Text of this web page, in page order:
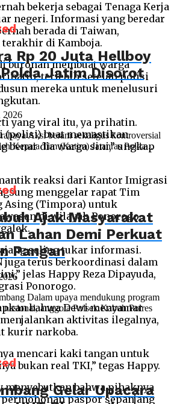
bekerja sebagai Tenaga Kerja
negeri. Informasi yang beredar
berada di Taiwan,
di Kamboja.
buronan membuat warga
terlebih setelah polisi
mereka untuk menelusuri
yang viral itu, ya prihatin.
(polisi) buat memastikan
benar dia warga sini,” ungkap
reaksi dari Kantor Imigrasi
menggelar rapat Tim
Asing (Timpora) untuk
di wilayah Ponorogo,
saling tukar informasi.
juga terus berkoordinasi dalam
jelas Happy Reza Dipayuda,
Ponorogo.
bahwa Dewi menyamar
aktivitas ilegalnya,
kurir narkoba.
mencari kaki tangan untuk
bukan real TKI,” tegas Happy.
menyebutkan bahwa pihaknya
paspor sepanjang
Rp 20 Juta Hellboy
Jatim Disorot
2026
Aksi berani sekaligus kontroversial
Kepala Tim (Katim) Jatanras Polda...
Ajak Masyarakat
Lahan Demi Perkuat
Pangan
Dalam upaya mendukung program
nasional, anggota Polsek Kabuh Polres
Gelar Upacara